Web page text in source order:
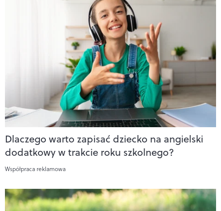
Dlaczego warto zapisać dziecko na angielski
dodatkowy w trakcie roku szkolnego?
Współpraca reklamowa